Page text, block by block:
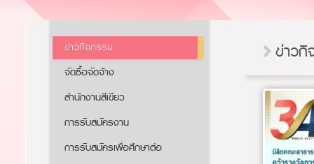
ข่าวกิจกรรม
จัดซื้อจัดจ้าง
สำนักงานสีเขียว
การรับสมัครงาน​​
การรับสมัครเพื่อศึกษาต่อ​
ข่าว